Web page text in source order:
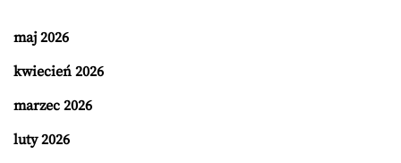
maj 2026
kwiecień 2026
marzec 2026
luty 2026